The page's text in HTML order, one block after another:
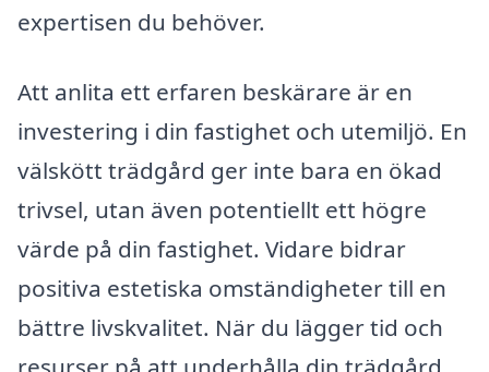
expertisen du behöver.
Att anlita ett erfaren beskärare är en
investering i din fastighet och utemiljö. En
välskött trädgård ger inte bara en ökad
trivsel, utan även potentiellt ett högre
värde på din fastighet. Vidare bidrar
positiva estetiska omständigheter till en
bättre livskvalitet. När du lägger tid och